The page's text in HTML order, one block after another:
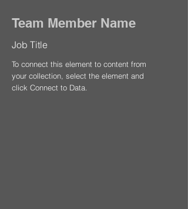
Team Member Name
Job Title
To connect this element to content from
your collection, select the element and
click Connect to Data.